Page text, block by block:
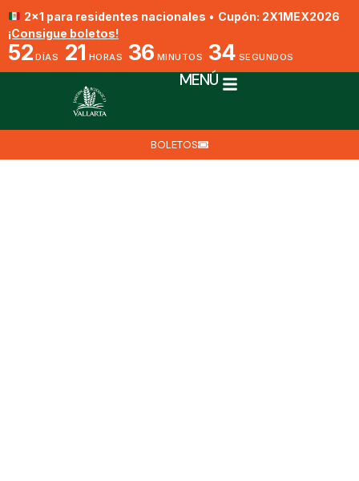
2x1 para residentes nacionales • Cupón: 2X1MEX2026
¡Consigue boletos!
52 DÍAS 21 HORAS 36 MINUTOS 34 SEGUNDOS
MENÚ
BOLETOS